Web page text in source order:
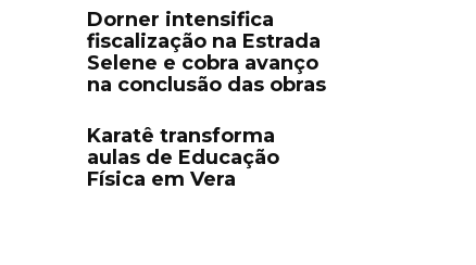
Dorner intensifica
fiscalização na Estrada
Selene e cobra avanço
na conclusão das obras
Karatê transforma
aulas de Educação
Física em Vera